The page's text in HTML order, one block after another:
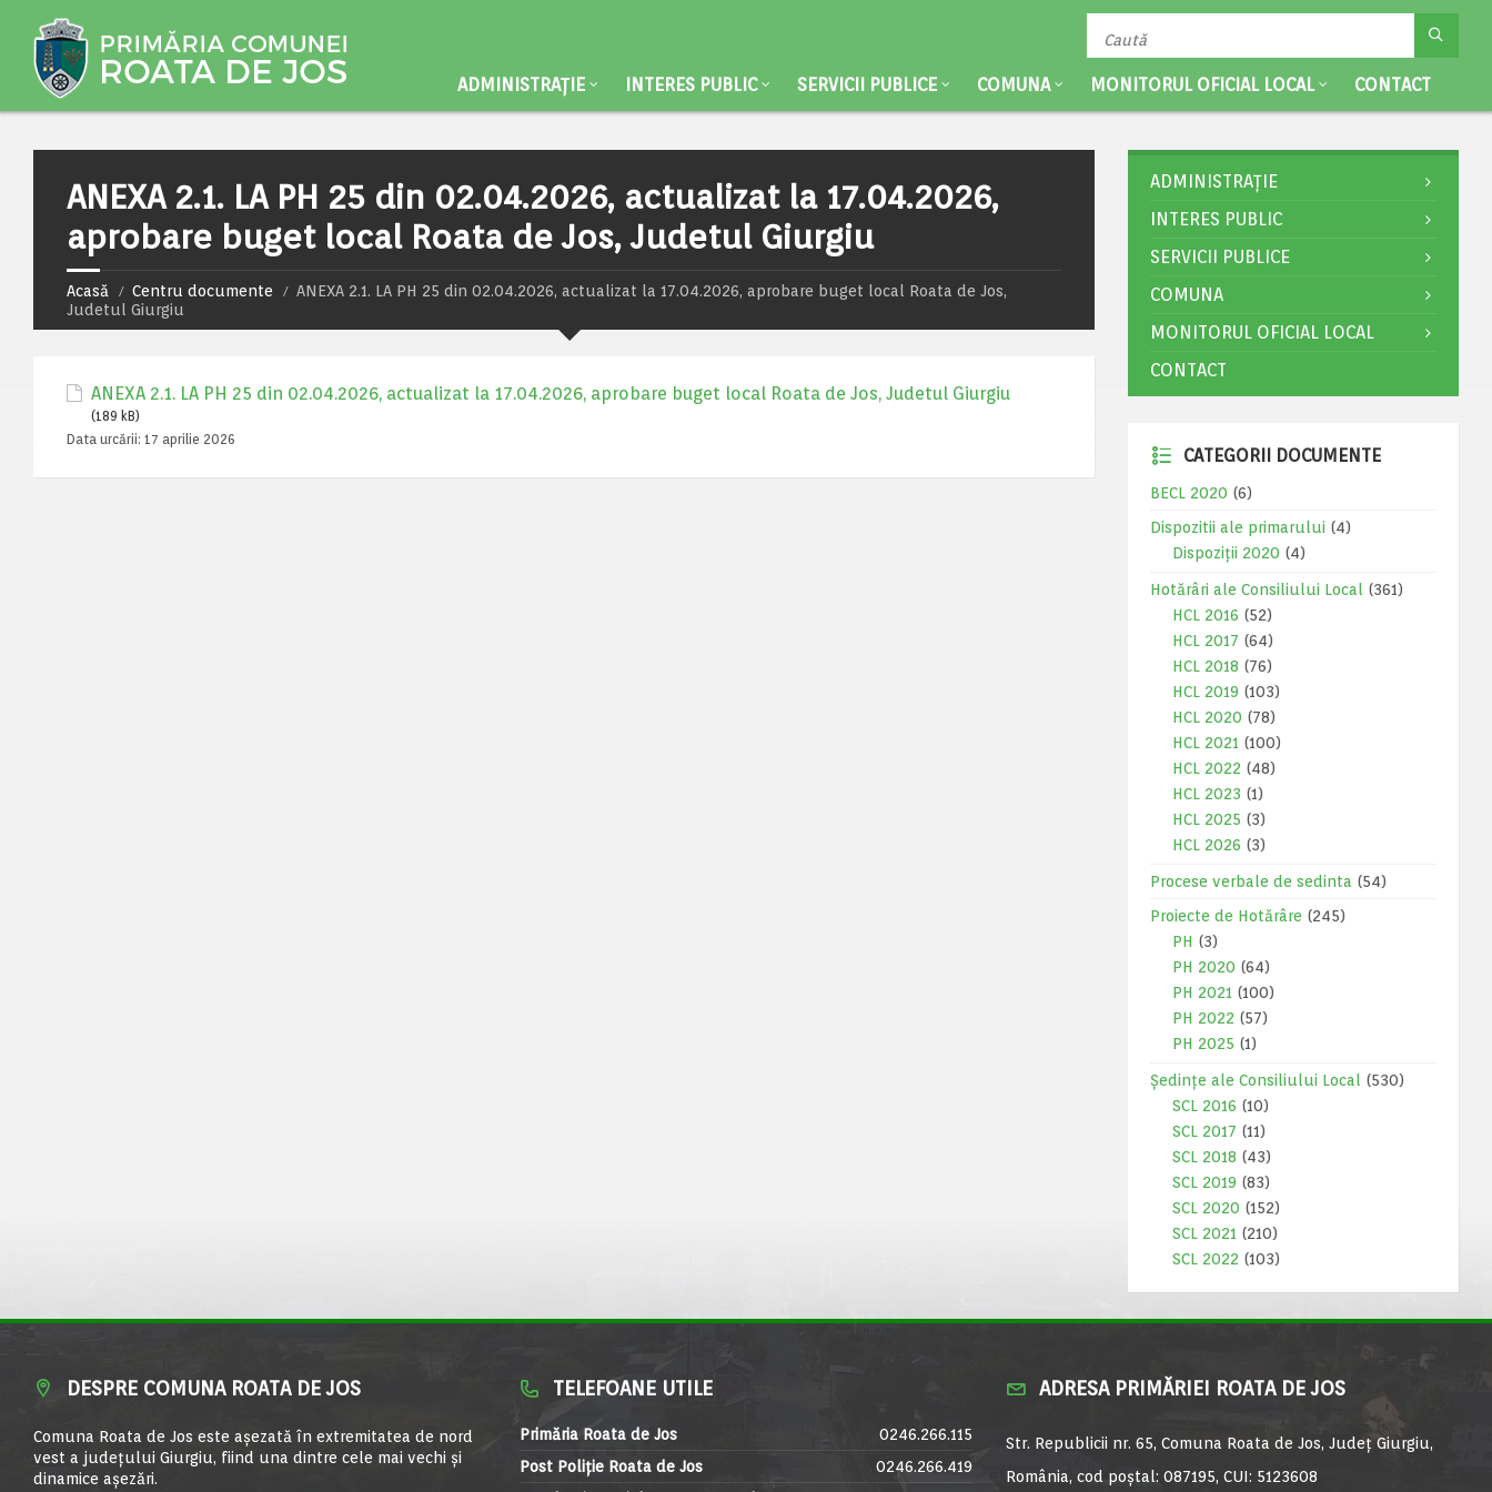
ADMINISTRAȚIE INTERES PUBLIC SERVICII PUBLICE COMUNA MONITORUL OFICIAL LOCAL CONTACT
ANEXA 2.1. LA PH 25 din 02.04.2026, actualizat la 17.04.2026,
aprobare buget local Roata de Jos, Judetul Giurgiu
Acasă Centru documente
ANEXA 2.1. LA PH 25 din 02.04.2026, actualizat la 17.04.2026, aprobare buget local Roata de Jos,
Judetul Giurgiu
ANEXA 2.1. LA PH 25 din 02.04.2026, actualizat la 17.04.2026, aprobare buget local Roata de Jos, Judetul Giurgiu
(189 kB)
Data urcării: 17 aprilie 2026
ADMINISTRAȚIE
INTERES PUBLIC
SERVICII PUBLICE
COMUNA
MONITORUL OFICIAL LOCAL
CONTACT
CATEGORII DOCUMENTE
BECL 2020 (6)
Dispozitii ale primarului (4)
Dispoziții 2020 (4)
Hotărâri ale Consiliului Local
(361)
HCL 2016 (52)
HCL 2017 (64)
HCL 2018 (76)
HCL 2019 (103)
HCL 2020 (78)
HCL 2021 (100)
HCL 2022 (48)
HCL 2023 (1)
HCL 2025 (3)
HCL 2026 (3)
Procese verbale de sedinta (54)
Proiecte de Hotărâre (245)
PH (3)
PH 2020 (64)
PH 2021 (100)
PH 2022 (57)
PH 2025 (1)
Ședințe ale Consiliului Local
(530)
SCL 2016 (10)
SCL 2017 (11)
SCL 2018 (43)
SCL 2019 (83)
SCL 2020 (152)
SCL 2021 (210)
SCL 2022 (103)
DESPRE COMUNA ROATA DE JOS
Comuna Roata de Jos este aşezată în extremitatea de nord
vest a judeţului Giurgiu, fiind una dintre cele mai vechi şi
dinamice aşezări.
TELEFOANE UTILE
Primăria Roata de Jos
0246.266.115
Post Poliție Roata de Jos
0246.266.419
ADRESA PRIMĂRIEI ROATA DE JOS
Str. Republicii nr. 65, Comuna Roata de Jos, Județ Giurgiu,
România, cod poștal: 087195, CUI: 5123608